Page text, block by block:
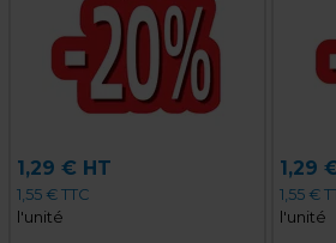
1,29 € HT
1,55 € TTC
l'unité
1,29
1,55 €
l'unité